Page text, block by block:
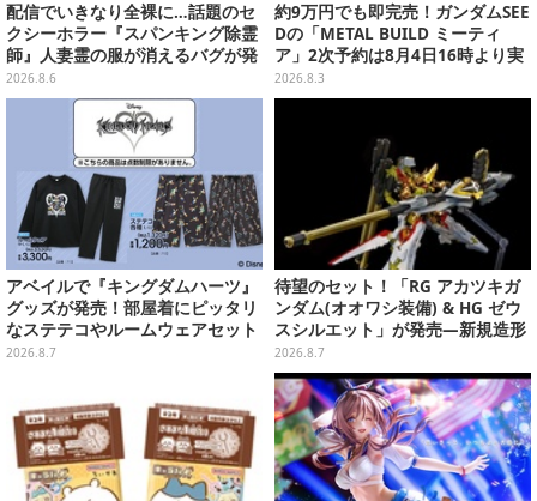
配信でいきなり全裸に…話題のセ
クシーホラー『スパンキング除霊
師』人妻霊の服が消えるバグが発
生。「丸裸になる現象を泣きなが
ら修正しました」と現在はアプデ
2026.8.6
約9万円でも即完売！ガンダムSEE
Dの「METAL BUILD ミーティ
ア」2次予約は8月4日16時より実
施
2026.8.3
アベイルで『キングダムハーツ』
グッズが発売！部屋着にピッタリ
なステテコやルームウェアセット
2026.8.7
待望のセット！「RG アカツキガ
ンダム(オオワシ装備) & HG ゼウ
スシルエット」が発売―新規造形
の股関節強化パーツも付属
2026.8.7